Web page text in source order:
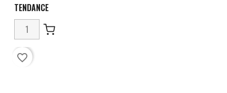
TENDANCE
favorite_border